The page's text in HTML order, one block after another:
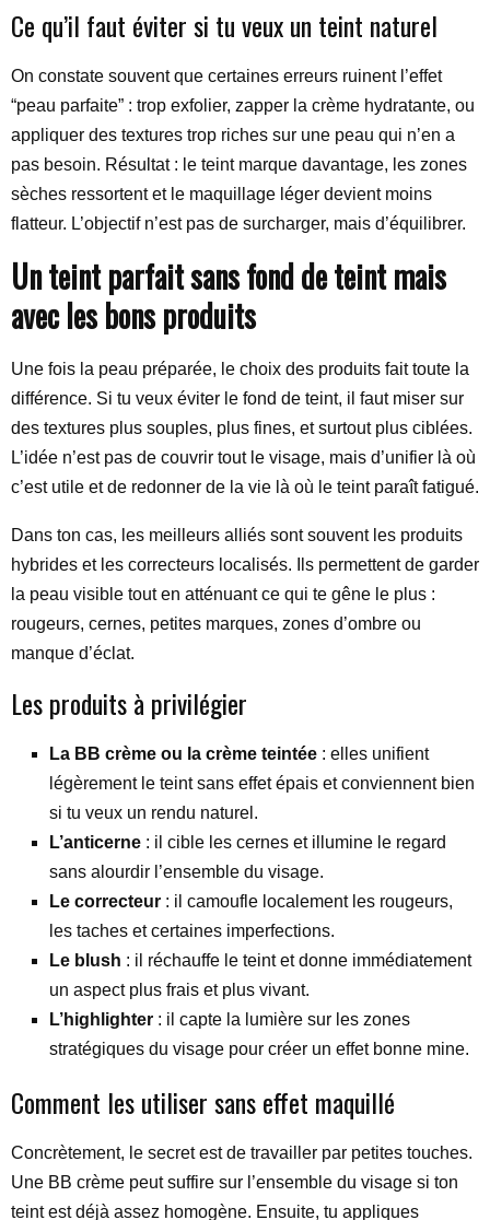
Ce qu’il faut éviter si tu veux un teint naturel
On constate souvent que certaines erreurs ruinent l’effet
“peau parfaite” : trop exfolier, zapper la crème hydratante, ou
appliquer des textures trop riches sur une peau qui n’en a
pas besoin. Résultat : le teint marque davantage, les zones
sèches ressortent et le maquillage léger devient moins
flatteur. L’objectif n’est pas de surcharger, mais d’équilibrer.
Un teint parfait sans fond de teint mais
avec les bons produits
Une fois la peau préparée, le choix des produits fait toute la
différence. Si tu veux éviter le fond de teint, il faut miser sur
des textures plus souples, plus fines, et surtout plus ciblées.
L’idée n’est pas de couvrir tout le visage, mais d’unifier là où
c’est utile et de redonner de la vie là où le teint paraît fatigué.
Dans ton cas, les meilleurs alliés sont souvent les produits
hybrides et les correcteurs localisés. Ils permettent de garder
la peau visible tout en atténuant ce qui te gêne le plus :
rougeurs, cernes, petites marques, zones d’ombre ou
manque d’éclat.
Les produits à privilégier
La BB crème ou la crème teintée : elles unifient
légèrement le teint sans effet épais et conviennent bien
si tu veux un rendu naturel.
L’anticerne : il cible les cernes et illumine le regard
sans alourdir l’ensemble du visage.
Le correcteur : il camoufle localement les rougeurs,
les taches et certaines imperfections.
Le blush : il réchauffe le teint et donne immédiatement
un aspect plus frais et plus vivant.
L’highlighter : il capte la lumière sur les zones
stratégiques du visage pour créer un effet bonne mine.
Comment les utiliser sans effet maquillé
Concrètement, le secret est de travailler par petites touches.
Une BB crème peut suffire sur l’ensemble du visage si ton
teint est déjà assez homogène. Ensuite, tu appliques